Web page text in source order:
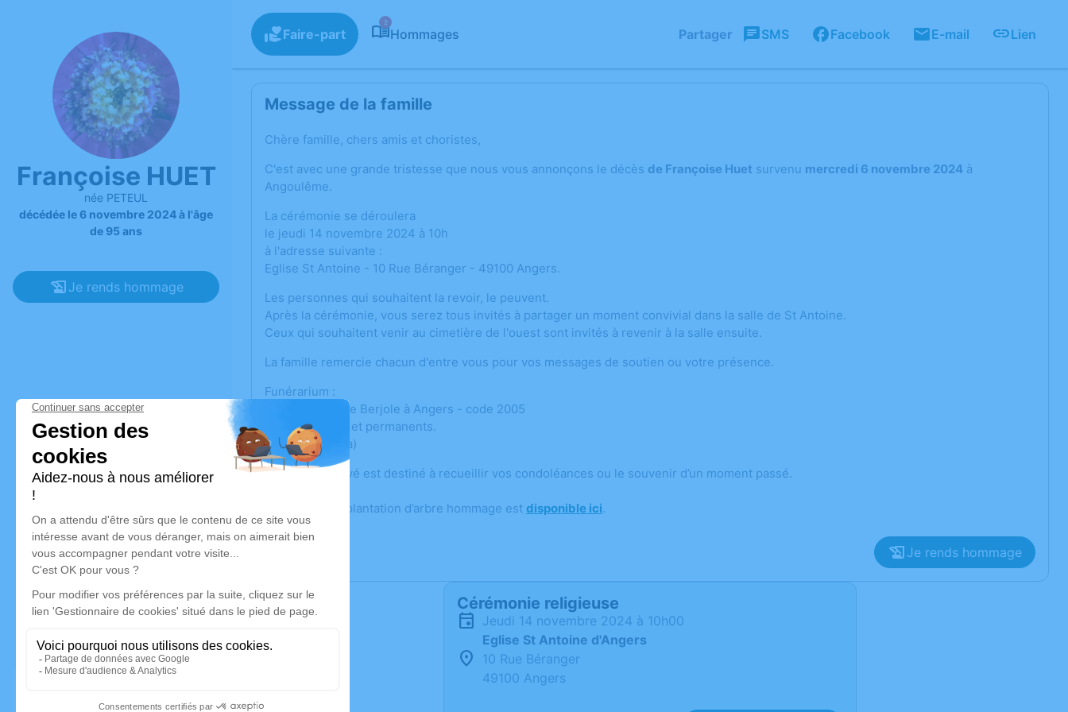
Françoise HUET
née PETEUL
décédée le 6 novembre 2024 à l'âge
de 95 ans
Je rends hommage
Faire-part
2
Hommages Partager SMS Facebook E-mail Lien
Message de la famille
Chère famille, chers amis et choristes,
C'est avec une grande tristesse que nous vous annonçons le décès de Françoise Huet survenu mercredi 6 novembre 2024 à
Angoulême.
La cérémonie se déroulera
le jeudi 14 novembre 2024 à 10h
à l'adresse suivante :
Eglise St Antoine - 10 Rue Béranger - 49100 Angers.
Les personnes qui souhaitent la revoir, le peuvent.
Après la cérémonie, vous serez tous invités à partager un moment convivial dans la salle de St Antoine.
Ceux qui souhaitent venir au cimetière de l'ouest sont invités à revenir à la salle ensuite.
La famille remercie chacun d'entre vous pour vos messages de soutien ou votre présence.
Funérarium :
les Maisons, rue Berjole à Angers - code 2005
Horaires libres et permanents.
(à côté de l'afpa)
Cet espace privé est destiné à recueillir vos condoléances ou le souvenir d’un moment passé.
Un service de plantation d’arbre hommage est disponible ici.
Je rends hommage
Cérémonie religieuse
jeudi 14 novembre 2024 à 10h00
Eglise St Antoine d'Angers
10 Rue Béranger
49100 Angers